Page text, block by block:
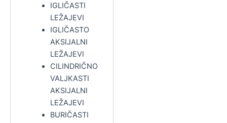
IGLIČASTI
LEŽAJEVI
IGLIČASTO
AKSIJALNI
LEŽAJEVI
CILINDRIČNO
VALJKASTI
AKSIJALNI
LEŽAJEVI
BURIČASTI